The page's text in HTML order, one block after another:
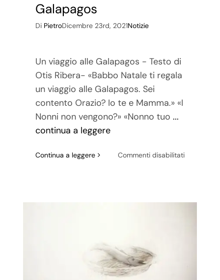
Galapagos
Di PietroDicembre 23rd, 2021Notizie
Un viaggio alle Galapagos - Testo di
Otis Ribera- «Babbo Natale ti regala
un viaggio alle Galapagos. Sei
contento Orazio? Io te e Mamma.» «I
Nonni non vengono?» «Nonno tuo ...
continua a leggere
Continua a leggere Commenti disabilitatisu